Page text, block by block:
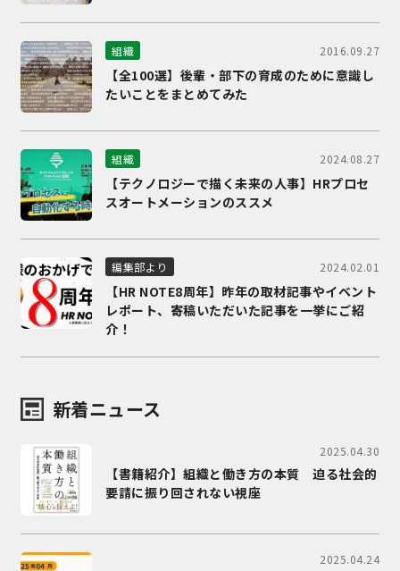
組織 2016.09.27
【全100選】後輩・部下の育成のために意識し
たいことをまとめてみた
組織 2024.08.27
【テクノロジーで描く未来の人事】HRプロセ
スオートメーションのススメ
編集部より 2024.02.01
【HR NOTE8周年】昨年の取材記事やイベント
レポート、寄稿いただいた記事を一挙にご紹
介！
新着ニュース
2025.04.30
【書籍紹介】組織と働き方の本質 迫る社会的
要請に振り回されない視座
2025.04.24